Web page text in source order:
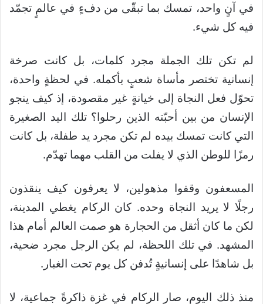
في آنٍ واحد، تمسك بما تبقّى من دفءٍ في عالمٍ تجمّد
فيه كل شيء.
لم تكن تلك الجملة مجرد كلمات، بل كانت صرخة
إنسانية تختصر مأساة شعبٍ بأكمله. في لحظةٍ واحدة،
تحوّل فعل النجاة إلى خيانةٍ غير مقصودة، إذ كيف ينجو
الإنسان من بين أحبّته الذين رحلوا؟ تلك اليد الصغيرة
التي كانت تمسك بيده لم تكن مجرد يد طفلة، بل كانت
رمزًا للوطن الذي لا يفلت من القلب مهما تهدّم.
المسعفون وقفوا مذهولين، لا يعرفون كيف ينقذون
رجلًا لا يريد النجاة وحده. كان الركام يغطي المدينة،
لكن ما كان أثقل من الحجارة هو صمت العالم أمام هذا
المشهد. في تلك اللحظة، لم يكن الرجل مجرد ضحية،
بل شاهدًا على إنسانيةٍ تُدفن كل يوم تحت الغبار.
منذ ذلك اليوم، صار الركام في غزة ذاكرةً جماعية، لا